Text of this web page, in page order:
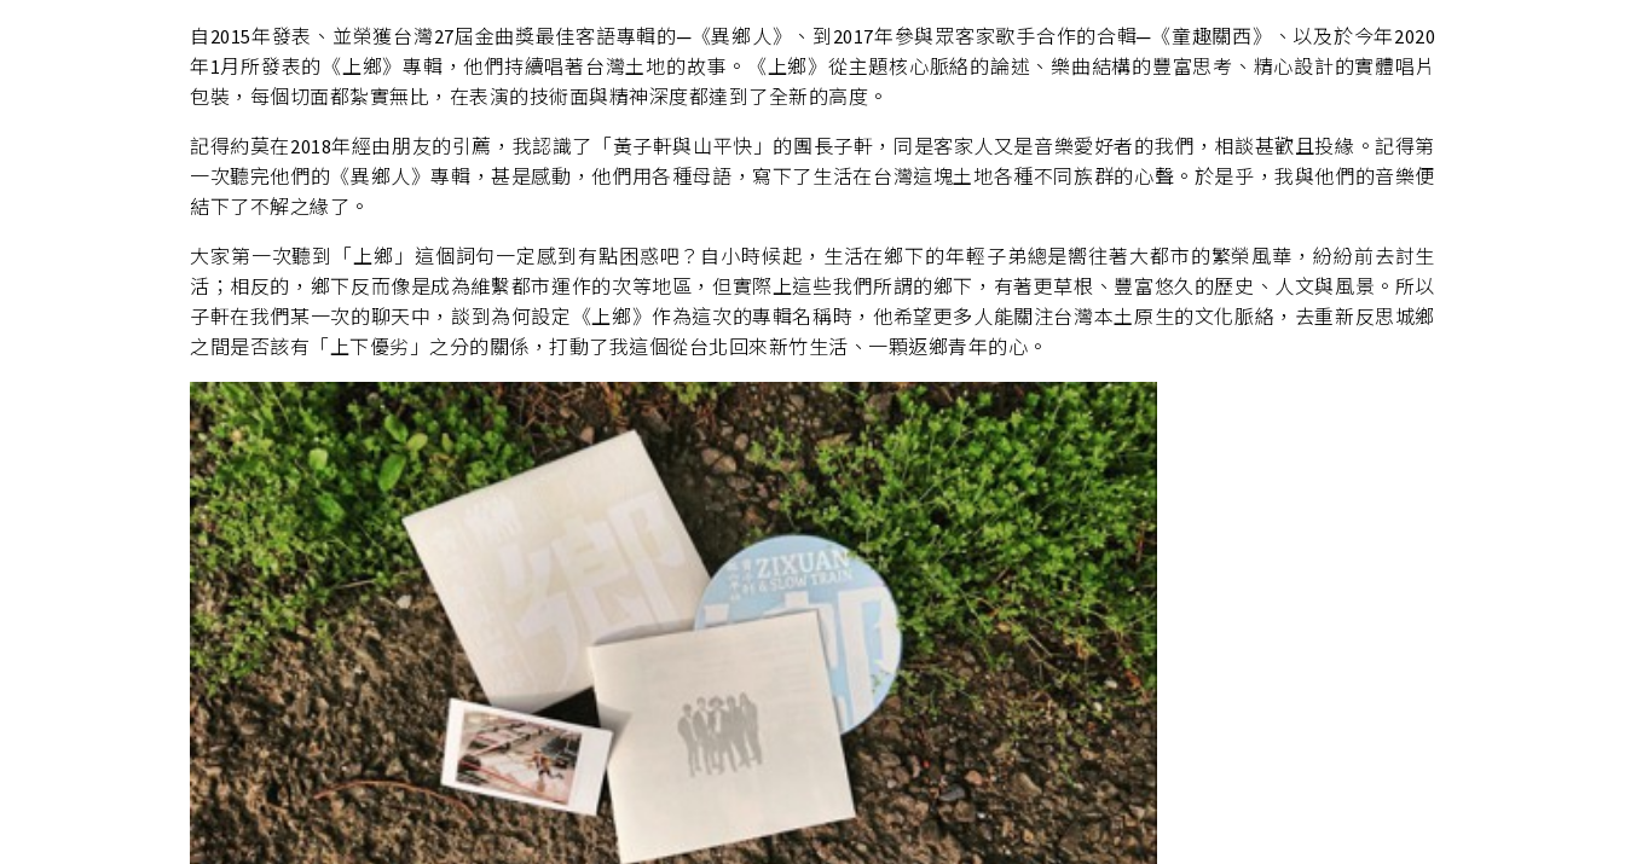
自2015年發表、並榮獲台灣27屆金曲獎最佳客語專輯的─《異鄉人》、到2017年參與眾客家歌手合作的合輯─《童趣關西》、以及於今年2020
年1月所發表的《上鄉》專輯，他們持續唱著台灣土地的故事。《上鄉》從主題核心脈絡的論述、樂曲結構的豐富思考、精心設計的實體唱片
包裝，每個切面都紮實無比，在表演的技術面與精神深度都達到了全新的高度。
記得約莫在2018年經由朋友的引薦，我認識了「黃子軒與山平快」的團長子軒，同是客家人又是音樂愛好者的我們，相談甚歡且投緣。記得第
一次聽完他們的《異鄉人》專輯，甚是感動，他們用各種母語，寫下了生活在台灣這塊土地各種不同族群的心聲。於是乎，我與他們的音樂便
結下了不解之緣了。
大家第一次聽到「上鄉」這個詞句一定感到有點困惑吧？自小時候起，生活在鄉下的年輕子弟總是嚮往著大都市的繁榮風華，紛紛前去討生
活；相反的，鄉下反而像是成為維繫都市運作的次等地區，但實際上這些我們所謂的鄉下，有著更草根、豐富悠久的歷史、人文與風景。所以
子軒在我們某一次的聊天中，談到為何設定《上鄉》作為這次的專輯名稱時，他希望更多人能關注台灣本土原生的文化脈絡，去重新反思城鄉
之間是否該有「上下優劣」之分的關係，打動了我這個從台北回來新竹生活、一顆返鄉青年的心。